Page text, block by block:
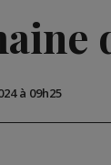
à 09h25